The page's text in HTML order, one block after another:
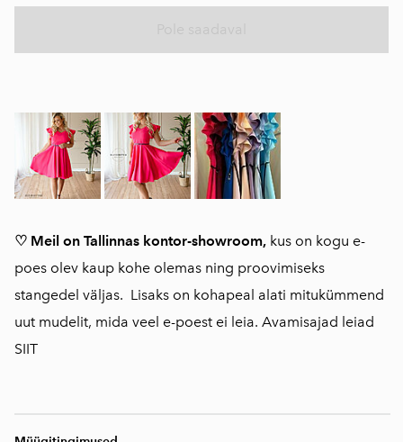
♡ Meil on Tallinnas kontor-showroom, kus on kogu e-
poes olev kaup kohe olemas ning proovimiseks
stangedel väljas. Lisaks on kohapeal alati mitukümmend
uut mudelit, mida veel e-poest ei leia. Avamisajad leiad
SIIT